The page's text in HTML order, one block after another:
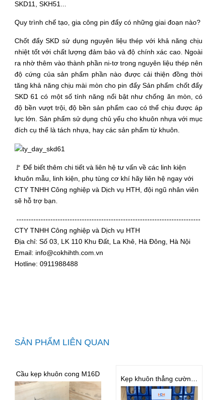
SKD11, SKH51...
Quy trình chế tạo, gia công pin đẩy có những giai đoạn nào?
Chốt đẩy SKD sử dụng nguyên liệu thép với khả năng chịu
nhiệt tốt với chất lượng đảm bảo và độ chính xác cao. Ngoài
ra nhờ thêm vào thành phần ni-tơ trong nguyên liệu thép nên
độ cứng của sản phẩm phần nào được cải thiện đồng thời
tăng khả năng chịu mài mòn cho pin đẩy Sản phẩm chốt đẩy
SKD 61 có một số tính năng nổi bật như chống ăn mòn, có
độ bền vượt trội, độ bền sản phẩm cao có thể chịu được áp
lực lớn. Sản phẩm sử dụng chủ yếu cho khuôn nhựa với mục
đích cụ thể là tách nhựa, hay các sản phẩm từ khuôn.
🚩 Để biết thêm chi tiết và liên hệ tư vấn về các linh kiện
khuôn mẫu, linh kiện, phụ tùng cơ khí hãy liên hệ ngay với
CTY TNHH Công nghiệp và Dịch vụ HTH, đội ngũ nhân viên
sẽ hỗ trợ bạn.
----------------------------------------------------------------------------
CTY TNHH Công nghiệp và Dịch vụ HTH
Địa chỉ: Số 03, LK 110 Khu Đất, La Khê, Hà Đông, Hà Nội
Email: info@cokhihth.com.vn
Hotline: 0911988488
SẢN PHẨM LIÊN QUAN
Cầu kẹp khuôn cong M16D